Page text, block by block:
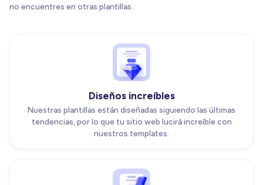
no encuentres en otras plantillas.
Diseños increíbles
Nuestras plantillas están diseñadas siguiendo las últimas
tendencias, por lo que tu sitio web lucirá increíble con
nuestros templates.